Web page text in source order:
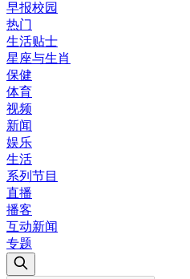
早报校园
热门
生活贴士
星座与生肖
保健
体育
视频
新闻
娱乐
生活
系列节目
直播
播客
互动新闻
专题